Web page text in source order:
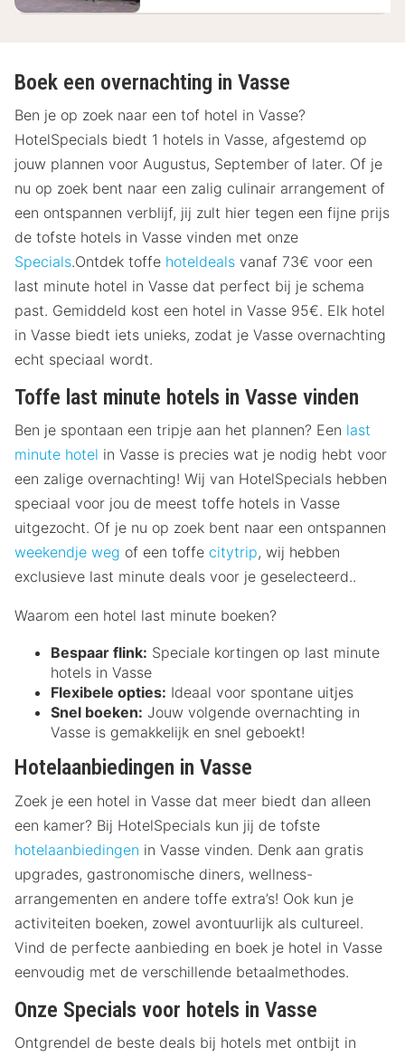
Boek een overnachting in Vasse
Ben je op zoek naar een tof hotel in Vasse?
HotelSpecials biedt 1 hotels in Vasse, afgestemd op
jouw plannen voor Augustus, September of later. Of je
nu op zoek bent naar een zalig culinair arrangement of
een ontspannen verblijf, jij zult hier tegen een fijne prijs
de tofste hotels in Vasse vinden met onze
Specials.Ontdek toffe hoteldeals vanaf 73€ voor een
last minute hotel in Vasse dat perfect bij je schema
past. Gemiddeld kost een hotel in Vasse 95€. Elk hotel
in Vasse biedt iets unieks, zodat je Vasse overnachting
echt speciaal wordt.
Toffe last minute hotels in Vasse vinden
Ben je spontaan een tripje aan het plannen? Een last
minute hotel in Vasse is precies wat je nodig hebt voor
een zalige overnachting! Wij van HotelSpecials hebben
speciaal voor jou de meest toffe hotels in Vasse
uitgezocht. Of je nu op zoek bent naar een ontspannen
weekendje weg of een toffe citytrip, wij hebben
exclusieve last minute deals voor je geselecteerd..
Waarom een hotel last minute boeken?
Bespaar flink: Speciale kortingen op last minute
hotels in Vasse
Flexibele opties: Ideaal voor spontane uitjes
Snel boeken: Jouw volgende overnachting in
Vasse is gemakkelijk en snel geboekt!
Hotelaanbiedingen in Vasse
Zoek je een hotel in Vasse dat meer biedt dan alleen
een kamer? Bij HotelSpecials kun jij de tofste
hotelaanbiedingen in Vasse vinden. Denk aan gratis
upgrades, gastronomische diners, wellness-
arrangementen en andere toffe extra’s! Ook kun je
activiteiten boeken, zowel avontuurlijk als cultureel.
Vind de perfecte aanbieding en boek je hotel in Vasse
eenvoudig met de verschillende betaalmethodes.
Onze Specials voor hotels in Vasse
Ontgrendel de beste deals bij hotels met ontbijt in